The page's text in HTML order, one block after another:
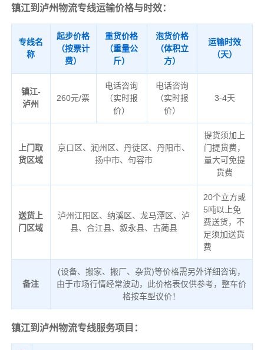
镇江到泸州物流专线运输价格与时效：
专线名
称
起步价格
（按票计
费）
重货价格
（重量公
斤）
泡货价格
（体积立
方）
运输时效
（天）
镇江-
泸州
260元/票
电话咨询
（实时报
价）
电话咨询
（实时报
价）
3-4天
上门取
货区域
京口区、润州区、丹徒区、丹阳市、
扬中市、句容市
提货须加上
门提货费，
量大可免提
货费
送货上
门区域
泸州江阳区、纳溪区、龙马潭区、泸
县、合江县、叙永县、古蔺县
20个立方或
5吨以上免
费送货，不
足须加送货
费
备注
(设备、搬家、搬厂、杂货)等价格需另外详细咨询，
由于市场行情经常波动，此价格表仅供参考，整车价
格按车型议价！
镇江到泸州物流专线服务项目：